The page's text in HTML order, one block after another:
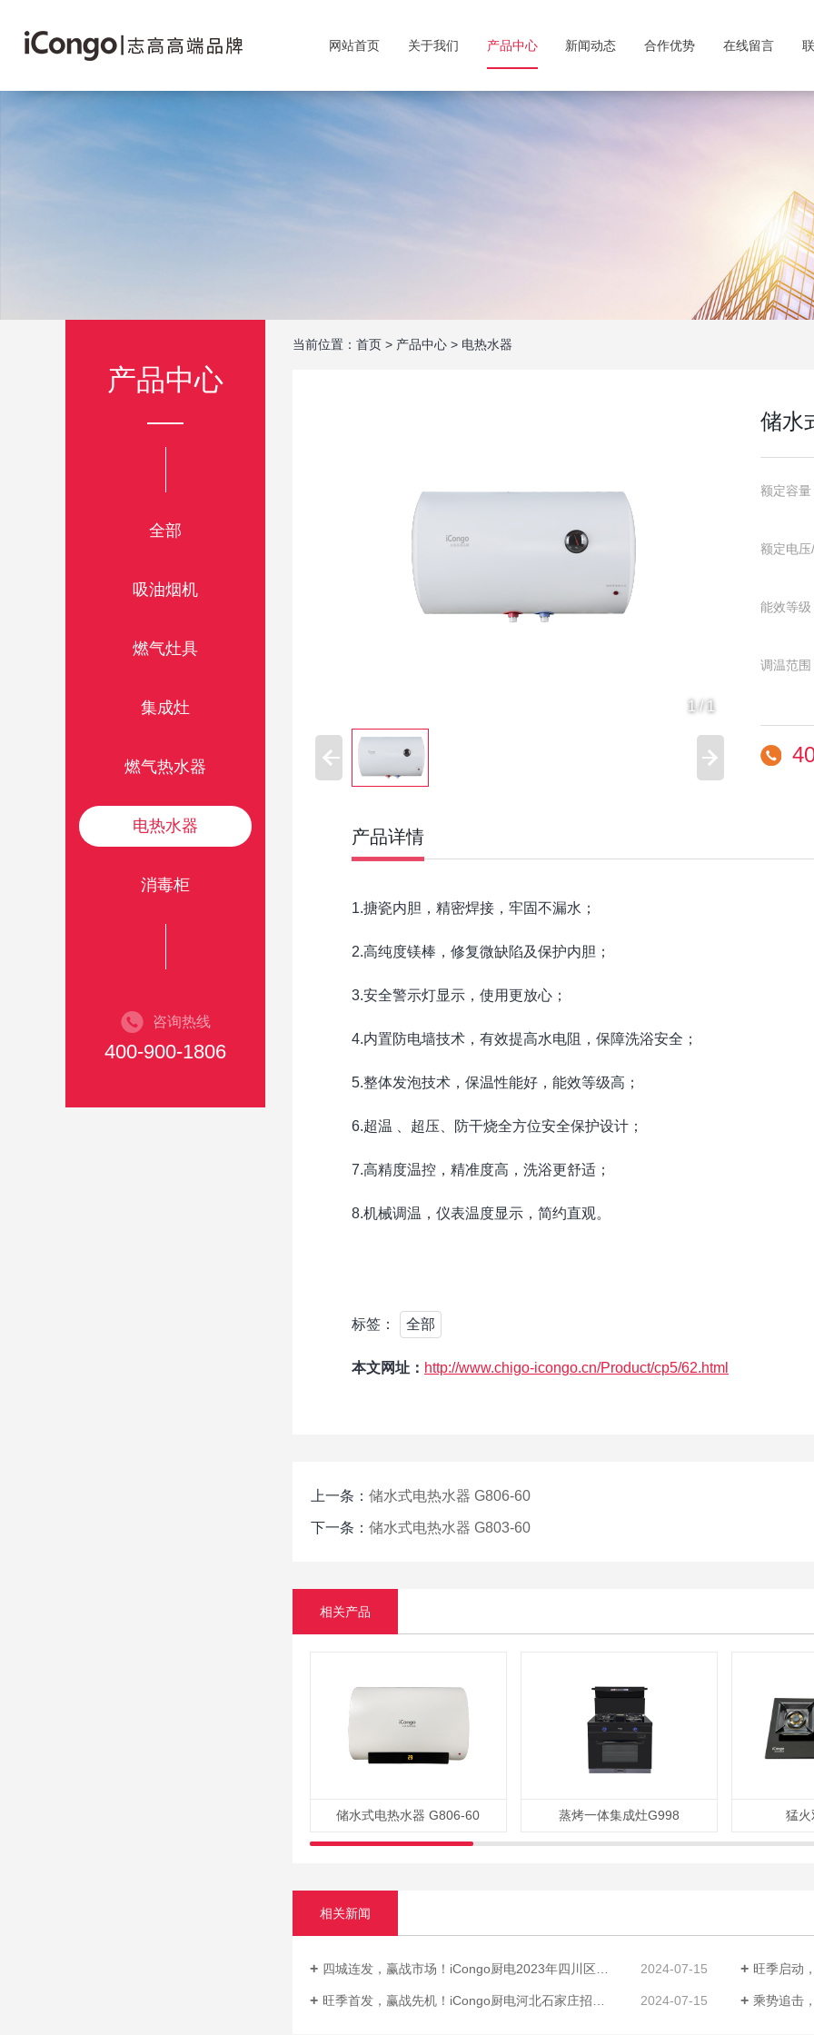
网站首页 关于我们 产品中心 新闻动态 合作优势 在线留言
产品中心
全部
吸油烟机
燃气灶具
集成灶
燃气热水器
电热水器
消毒柜
咨询热线
400-900-1806
当前位置： 首页 > 产品中心 > 电热水器
1 / 1
储水
额定容量
额定电
能效等级
调温范
外形
产品详情
1.搪瓷内胆，精密焊接，牢固不漏水；
2.高纯度镁棒，修复微缺陷及保护内胆；
3.安全警示灯显示，使用更放心；
4.内置防电墙技术，有效提高水电阻，保障洗浴安全；
5.整体发泡技术，保温性能好，能效等级高；
6.超温 、超压、防干烧全方位安全保护设计；
7.高精度温控，精准度高，洗浴更舒适；
8.机械调温，仪表温度显示，简约直观。
标签： 全部
本文网址： http://www.chigo-icongo.cn/Product/cp5/62.html
上一条： 储水式电热水器 G806-60
下一条： 储水式电热水器 G803-60
相关产品
储水式电热水器 G806-60 蒸烤一体集成灶G998 猛
相关新闻
四城连发，赢战市场！iCongo厨电2023年四川区域品牌启动招商会圆满落幕！ 2024-07-15 旺季启动，
旺季首发，赢战先机！iCongo厨电河北石家庄招商峰会胜利召开！ 2024-07-15 乘势追击，制